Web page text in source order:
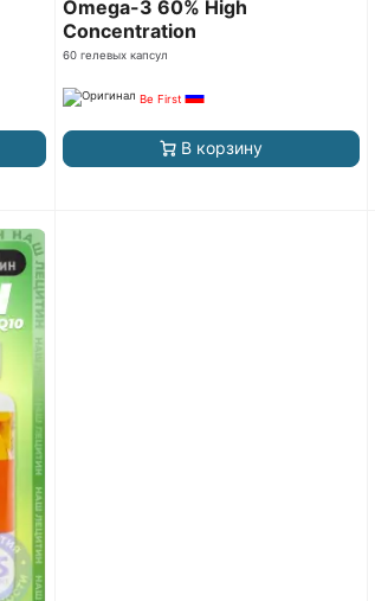
Omega-3 60% High
Concentration
60 гелевых капсул
Be First
В корзину